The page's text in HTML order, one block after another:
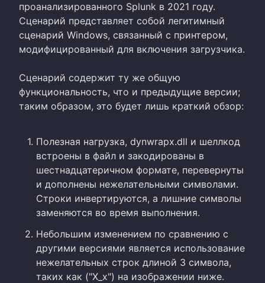
проанализированного Splunk в 2021 году.
Сценарий представляет собой легитимный
сценарий Windows, связанный с принтером,
модифицированный для включения загрузчика.
Сценарий содержит ту же общую
функциональность, что и предыдущие версии;
таким образом, это будет лишь краткий обзор:
Полезная нагрузка, dynwrapx.dll и шеллкод
встроены в файл и закодированы в
шестнадцатеричном формате, перевернуты
и дополнены нежелательными символами.
Строки инвертируются, а лишние символы
заменяются во время выполнения.
Небольшим изменением по сравнению с
другими версиями является использование
нежелательных строк длиной 3 символа,
таких как ("X_x") на изображении ниже.